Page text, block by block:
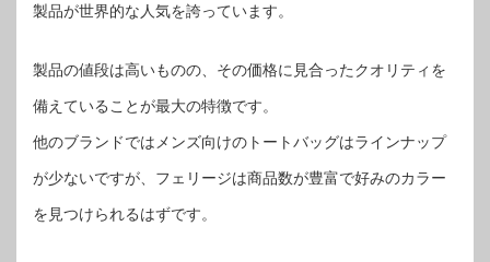
製品が世界的な人気を誇っています。
製品の値段は高いものの、その価格に見合ったクオリティを
備えていることが最大の特徴です。
他のブランドではメンズ向けのトートバッグはラインナップ
が少ないですが、フェリージは商品数が豊富で好みのカラー
を見つけられるはずです。